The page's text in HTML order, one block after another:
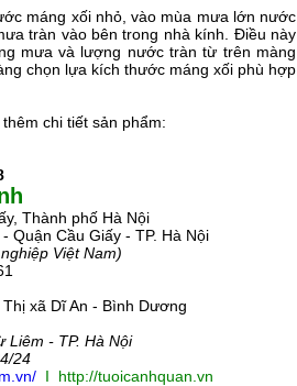
máng xối nhỏ, vào mùa mưa lớn nước
tràn vào bên trong nhà kính. Điều này
mưa và lượng nước tràn từ trên màng
chọn lựa kích thước máng xối phù hợp
chi tiết sản phẩm:
Thành phố Hà Nội
Quận Cầu Giấy - TP. Hà Nội
Việt Nam)
xã Dĩ An - Bình Dương
Liêm - TP. Hà Nội
24
I http://tuoicanhquan.vn